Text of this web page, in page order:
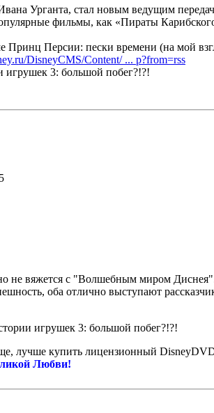
Урганта, стал новым ведущим
фильмы, как «Пираты
Персии: пески времени (на мой
DisneyCMS/Content/ ... p?from=rss
игрушек 3: большой побег?!?!
вяжется с "Волшебным миром
оба отлично выступают
игрушек 3: большой побег?!?!
лучше купить лицензионный
Любви!